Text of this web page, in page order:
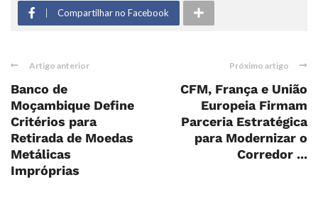
Compartilhar no Facebook
Artigo anterior
Banco de
Moçambique Define
Critérios para
Retirada de Moedas
Metálicas
Impróprias
Próximo artigo
CFM, França e União
Europeia Firmam
Parceria Estratégica
para Modernizar o
Corredor ...